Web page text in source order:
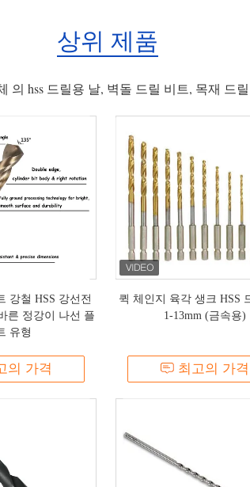
상위 제품
의 hss 드릴용 날, 벽돌 드릴 비트, 목재 드
강철 HSS 강선전
른 정강이 나선 플
유형
의 가격
퀵 체인지 육각 생크 HSS
1-13mm (금속용)
최고의 가격